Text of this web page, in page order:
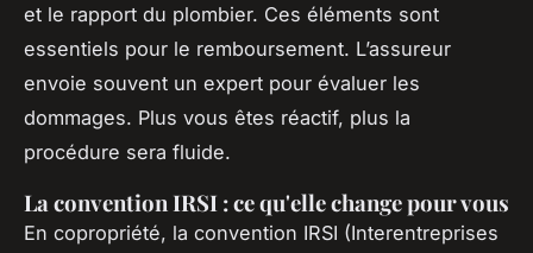
et le rapport du plombier. Ces éléments sont
essentiels pour le remboursement. L’assureur
envoie souvent un expert pour évaluer les
dommages. Plus vous êtes réactif, plus la
procédure sera fluide.
La convention IRSI : ce qu'elle change pour vous
En copropriété, la convention IRSI (Interentreprises